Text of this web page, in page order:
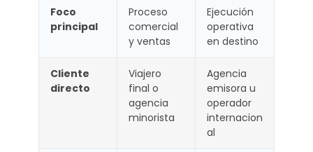
Foco
principal
Proceso
comercial
y ventas
Ejecución
operativa
en destino
Cliente
directo
Viajero
final o
agencia
minorista
Agencia
emisora u
operador
internacion
al